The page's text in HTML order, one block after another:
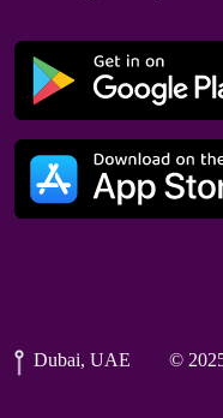
Dubai, UAE ©